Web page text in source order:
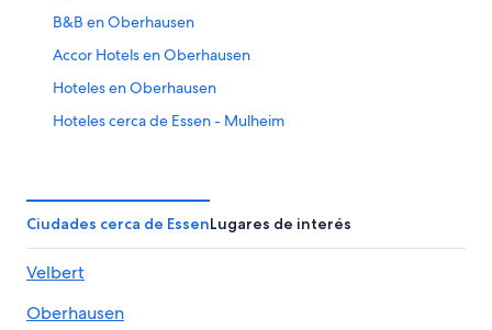
B&B en Oberhausen
Accor Hotels en Oberhausen
Hoteles en Oberhausen
Hoteles cerca de Essen - Mulheim
Hoteles cerca de Philharmonie Essen
Hoteles en Gelsenkirchen-Mitte
Hoteles que aceptan mascotas en Rüttenscheid
Hoteles en Rüttenscheid
Ciudades cerca de EssenLugares de interés
Velbert
Oberhausen